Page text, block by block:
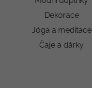
Dekorace
Jóga a meditace
Čaje a dárky